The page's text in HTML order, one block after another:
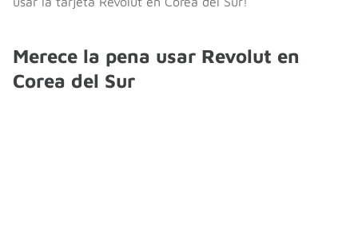
Merece la pena usar Revolut en
Corea del Sur